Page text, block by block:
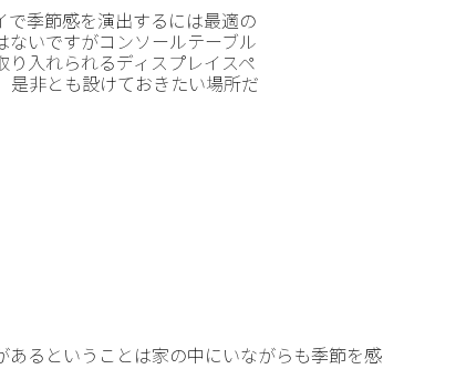
季節感を演出するには最適の
いですがコンソールテーブル
入れられるディスプレイスペ
是非とも設けておきたい場所だ
るということは家の中にいながらも季節を感